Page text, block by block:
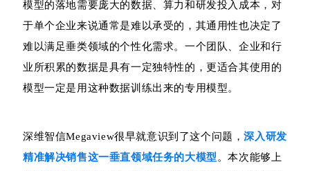
模型的落地需要庞大的数据、算力和研发投入成本，对
于单个企业来说通常是难以承受的，其通用性也决定了
难以满足垂类领域的个性化需求。一个团队、企业和行
业所积累的数据是具有一定独特性的，更适合其使用的
模型一定是用这种数据训练出来的专用模型。
深维智信Megaview很早就意识到了这个问题，深入研发
精准解决销售这一垂直领域任务的大模型 。本次能够上